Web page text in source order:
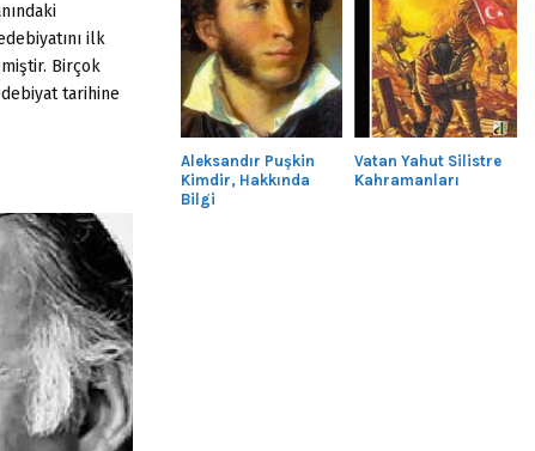
ilk
Birçok
tarihine
Aleksandır Puşkin
Kimdir, Hakkında
Bilgi
Vatan Yahut Silistre
Kahramanları